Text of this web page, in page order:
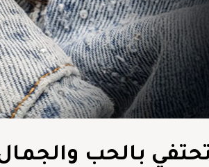
بالحب والجمال: